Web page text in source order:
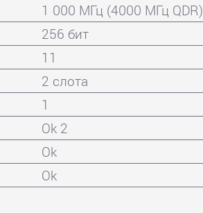
1 000 МГц (4000 МГц QDR)
256 бит
11
2 слота
1
Ok 2
Ok
Ok